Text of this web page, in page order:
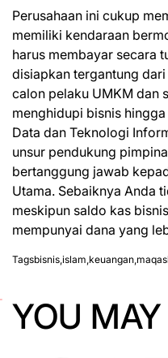
Perusahaan ini cukup
memiliki kendaraan
harus membayar secara
disiapkan tergantung
calon pelaku UMKM dan
menghidupi bisnis
Data dan Teknologi
unsur pendukung
bertanggung jawab
Utama. Sebaiknya Anda
meskipun saldo kas
mempunyai dana yang
Tagsbisnis,islam,keuangan,
YOU